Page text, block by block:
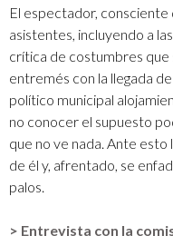
El espectador, consciente
asistentes, incluyendo a
crítica de costumbres que
entremés con la llegada
político municipal
no conocer el supuesto
que no ve nada. Ante
de él y, afrentado, se
palos.
> Entrevista con la